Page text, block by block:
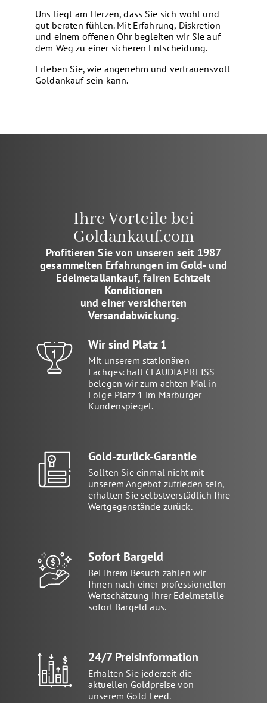
Uns liegt am Herzen, dass Sie sich wohl und
gut beraten fühlen. Mit Erfahrung, Diskretion
und einem offenen Ohr begleiten wir Sie auf
dem Weg zu einer sicheren Entscheidung.
Erleben Sie, wie angenehm und vertrauensvoll
Goldankauf sein kann.
Ihre Vorteile bei
Goldankauf.com
Profitieren Sie von unseren seit 1987
gesammelten Erfahrungen im Gold- und
Edelmetallankauf, fairen Echtzeit
Konditionen
und einer versicherten
Versandabwickung.
Wir sind Platz 1
Mit unserem stationären
Fachgeschäft CLAUDIA PREISS
belegen wir zum achten Mal in
Folge Platz 1 im Marburger
Kundenspiegel.
Gold-zurück-Garantie
Sollten Sie einmal nicht mit
unserem Angebot zufrieden sein,
erhalten Sie selbstverstädlich Ihre
Wertgegenstände zurück.
Sofort Bargeld
Bei Ihrem Besuch zahlen wir
Ihnen nach einer professionellen
Wertschätzung Ihrer Edelmetalle
sofort Bargeld aus.
24/7 Preisinformation
Erhalten Sie jederzeit die
aktuellen Goldpreise von
unserem Gold Feed.